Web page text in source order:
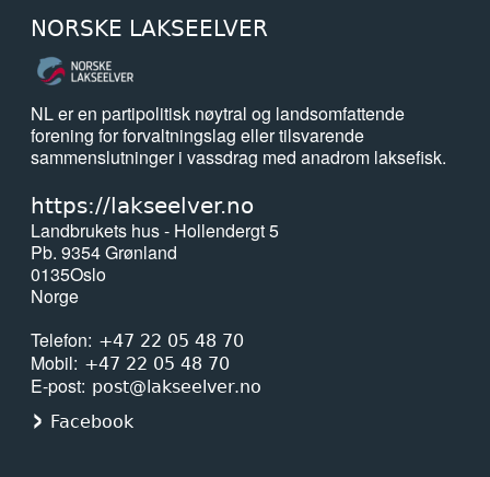
NORSKE LAKSEELVER
NL er en partipolitisk nøytral og landsomfattende
forening for forvaltningslag eller tilsvarende
sammenslutninger i vassdrag med anadrom laksefisk.
https://lakseelver.no
Landbrukets hus - Hollendergt 5
Pb. 9354 Grønland
0135Oslo
Norge
Telefon
+47 22 05 48 70
Mobil +47 22 05 48 70
E-post post@lakseelver.no
Facebook